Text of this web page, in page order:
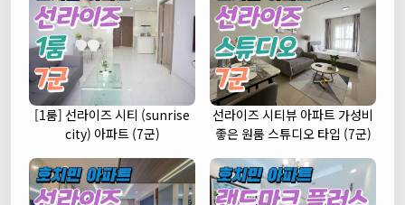
[1룸] 선라이즈 시티 (sunrise
city) 아파트 (7군)
선라이즈 시티뷰 아파트 가성비
좋은 원룸 스튜디오 타입 (7군)